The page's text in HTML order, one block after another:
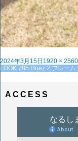
投
稿
2024年3月15日 フ
ル
1920 × 2560
投
ゲ
LOOK 785 Huez 2 フレーム
ACCESS